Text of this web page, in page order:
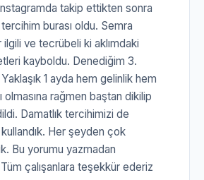
takip ettikten sonra
burası oldu. Semra
ilgili ve tecrübeli ki aklımdaki
kayboldu. Denediğim 3.
1 ayda hem gelinlik hem
olmasına rağmen baştan dikilip
Damatlık tercihimizi de
Her şeyden çok
Bu yorumu yazmadan
çalışanlara teşekkür ederiz